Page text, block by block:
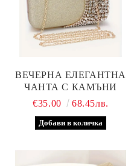
ВЕЧЕРНА ЕЛЕГАНТНА
ЧАНТА С КАМЪНИ
€35.00
68.45лв.